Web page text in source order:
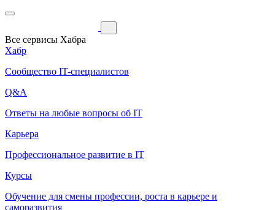
Все сервисы Хабра
Хабр
Сообщество IT-специалистов
Q&A
Ответы на любые вопросы об IT
Карьера
Профессиональное развитие в IT
Курсы
Обучение для смены профессии, роста в карьере и
саморазвития